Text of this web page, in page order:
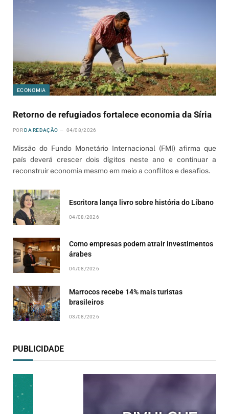
ECONOMIA
Retorno de refugiados fortalece economia da Síria
POR DA REDAÇÃO 04/08/2026
Missão do Fundo Monetário Internacional (FMI) afirma que
país deverá crescer dois dígitos neste ano e continuar a
reconstruir economia mesmo em meio a conflitos e desafios.
Escritora lança livro sobre história do Líbano
04/08/2026
Como empresas podem atrair investimentos
árabes
04/08/2026
Marrocos recebe 14% mais turistas
brasileiros
03/08/2026
PUBLICIDADE